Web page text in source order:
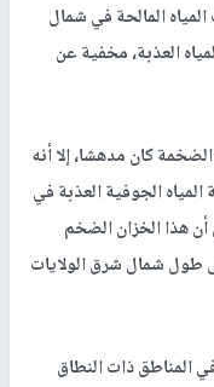
المالحة في شمال
العذبة، مخفية عن
كان مدهشا، إلا أنه
الجوفية العذبة في
هذا الخزان الضخم
طول شمال شرق الولايات
المناطق ذات النطاق